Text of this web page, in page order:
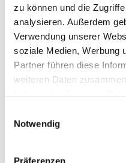
zu können und die
analysieren. Außerdem
Verwendung unserer
soziale Medien, Werbung
Partner führen diese
weiteren Daten
Notwendig
Präferenzen
(v)
Preisgeld
150,00 €
LKL/Art
1 2 3 4 5 6 LP
Preisgeld